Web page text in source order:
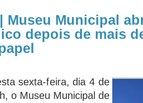
Museu Municipal
depois de mais
sexta-feira, dia 4 de
o Museu Municipal de